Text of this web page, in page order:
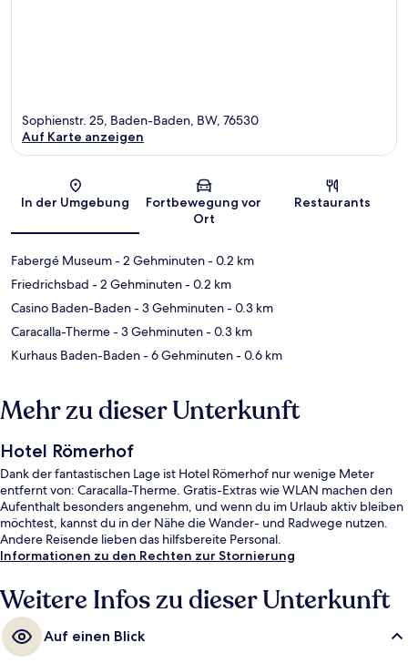
Karte
Sophienstr. 25, Baden-Baden, BW, 76530
Auf Karte anzeigen
In der Umgebung
Fortbewegung vor
Ort
Restaurants
Fabergé Museum- 2 Gehminuten- 0.2 km
Friedrichsbad - 2 Gehminuten- 0.2 km
Casino Baden-Baden- 3 Gehminuten- 0.3 km
Caracalla-Therme- 3 Gehminuten- 0.3 km
Kurhaus Baden-Baden- 6 Gehminuten- 0.6 km
Mehr zu dieser Unterkunft
Hotel Römerhof
Dank der fantastischen Lage ist Hotel Römerhof nur wenige Meter
entfernt von: Caracalla-Therme. Gratis-Extras wie WLAN machen den
Aufenthalt besonders angenehm, und wenn du im Urlaub aktiv bleiben
möchtest, kannst du in der Nähe die Wander- und Radwege nutzen.
Andere Reisende lieben das hilfsbereite Personal.
Informationen zu den Rechten zur Stornierung
Weitere Infos zu dieser Unterkunft
Auf einen Blick